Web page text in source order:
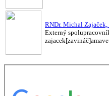
RNDr. Michal Zajaček,
Externý